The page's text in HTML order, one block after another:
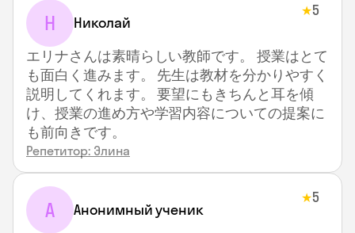
Н Николай
★5
エリナさんは素晴らしい教師です。 授業はとて
も面白く進みます。 先生は教材を分かりやすく
説明してくれます。 要望にもきちんと耳を傾
け、授業の進め方や学習内容についての提案に
も前向きです。
Репетитор: Элина
А Анонимный ученик
★5